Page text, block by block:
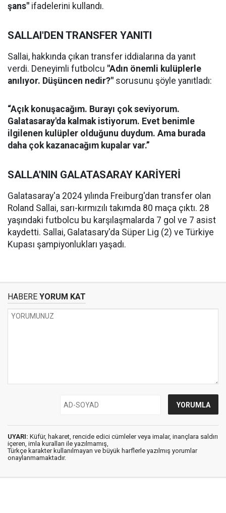
şans" ifadelerini kullandı.
SALLAI'DEN TRANSFER YANITI
Sallai, hakkında çıkan transfer iddialarına da yanıt
verdi. Deneyimli futbolcu "Adın önemli kulüplerle
anılıyor. Düşüncen nedir?" sorusunu şöyle yanıtladı:
“Açık konuşacağım. Burayı çok seviyorum.
Galatasaray'da kalmak istiyorum. Evet benimle
ilgilenen kulüpler olduğunu duydum. Ama burada
daha çok kazanacağım kupalar var.”
SALLA'NIN GALATASARAY KARİYERİ
Galatasaray'a 2024 yılında Freiburg'dan transfer olan
Roland Sallai, sarı-kırmızılı takımda 80 maça çıktı. 28
yaşındaki futbolcu bu karşılaşmalarda 7 gol ve 7 asist
kaydetti. Sallai, Galatasary'da Süper Lig (2) ve Türkiye
Kupası şampiyonlukları yaşadı.
HABERE YORUM KAT
UYARI: Küfür, hakaret, rencide edici cümleler veya imalar, inançlara saldırı
içeren, imla kuralları ile yazılmamış,
Türkçe karakter kullanılmayan ve büyük harflerle yazılmış yorumlar
onaylanmamaktadır.